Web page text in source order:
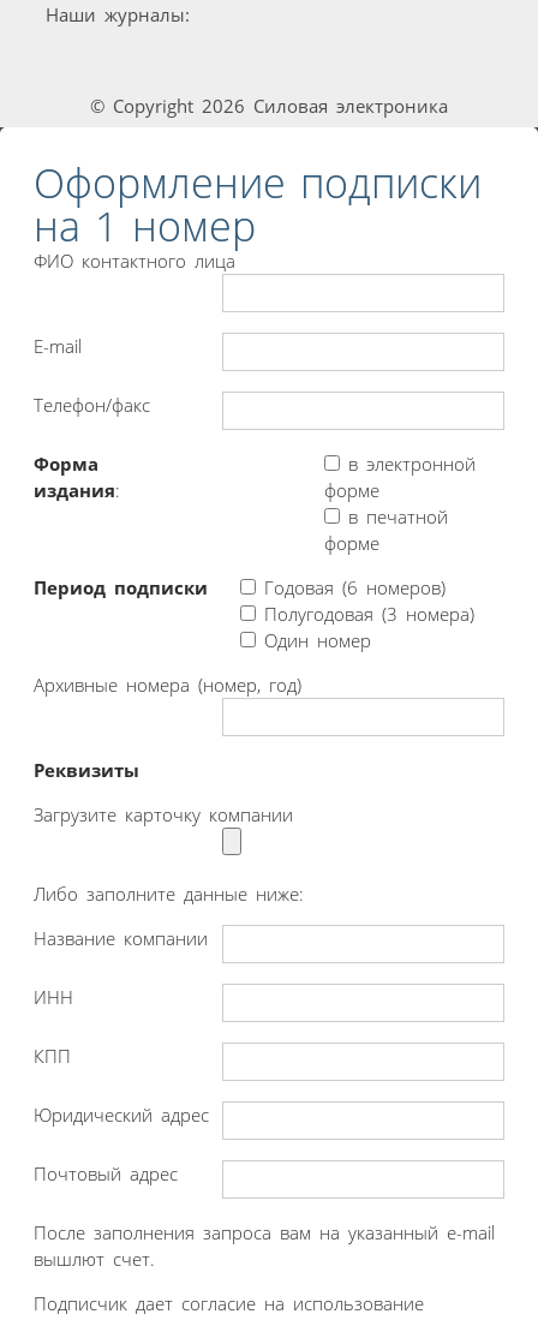
Наши журналы:
© Copyright 2026 Силовая электроника
Оформление подписки
на 1 номер
ФИО контактного лица
E-mail
Телефон/факс
Форма
издания:
в электронной
форме
в печатной
форме
Период подписки
Годовая (6 номеров)
Полугодовая (3 номера)
Один номер
Архивные номера (номер, год)
Реквизиты
Загрузите карточку компании
Либо заполните данные ниже:
Название компании
ИНН
КПП
Юридический адрес
Почтовый адрес
После заполнения запроса вам на указанный e-mail
вышлют счет.
Подписчик дает согласие на использование